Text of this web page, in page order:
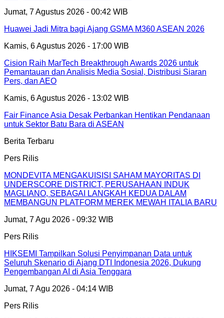
Jumat, 7 Agustus 2026 - 00:42 WIB
Huawei Jadi Mitra bagi Ajang GSMA M360 ASEAN 2026
Kamis, 6 Agustus 2026 - 17:00 WIB
Cision Raih MarTech Breakthrough Awards 2026 untuk
Pemantauan dan Analisis Media Sosial, Distribusi Siaran
Pers, dan AEO
Kamis, 6 Agustus 2026 - 13:02 WIB
Fair Finance Asia Desak Perbankan Hentikan Pendanaan
untuk Sektor Batu Bara di ASEAN
Berita Terbaru
Pers Rilis
MONDEVITA MENGAKUISISI SAHAM MAYORITAS DI
UNDERSCORE DISTRICT, PERUSAHAAN INDUK
MAGLIANO, SEBAGAI LANGKAH KEDUA DALAM
MEMBANGUN PLATFORM MEREK MEWAH ITALIA BARU
Jumat, 7 Agu 2026 - 09:32 WIB
Pers Rilis
HIKSEMI Tampilkan Solusi Penyimpanan Data untuk
Seluruh Skenario di Ajang DTI Indonesia 2026, Dukung
Pengembangan AI di Asia Tenggara
Jumat, 7 Agu 2026 - 04:14 WIB
Pers Rilis